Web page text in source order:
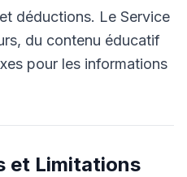
déductions. Le Service
du contenu éducatif
pour les informations
et Limitations